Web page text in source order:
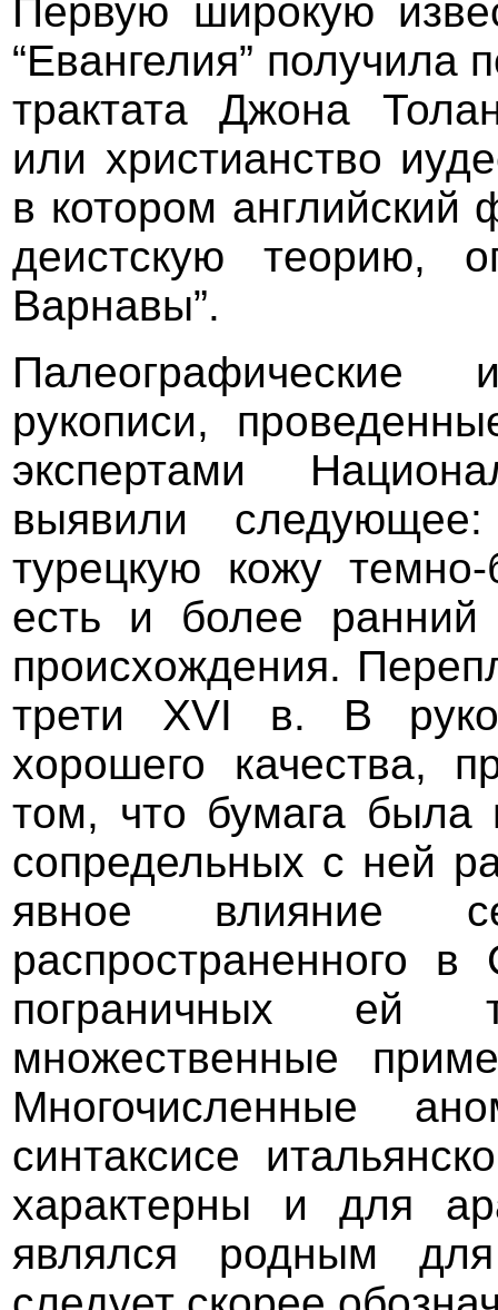
Первую широкую
“Евангелия” получила
трактата Джона
или христианство
в котором
деистскую теорию,
Варнавы”.
Палеографические
рукописи,
экспертами
выявили
турецкую кожу
есть и более ранний
происхождения.
трети XVI в. В
хорошего качества,
том, что бумага была
сопредельных с ней
явное влияние
распространенного
пограничных ей
множественные
Многочисленные
синтаксисе
характерны и для
являлся родным